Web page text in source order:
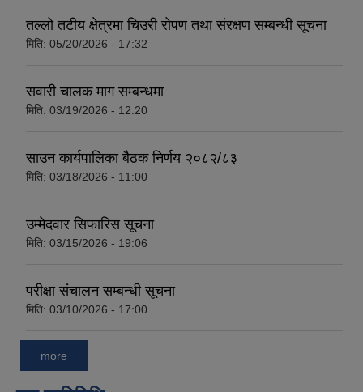
तल्लो तटीय क्षेत्रमा चिउरी रोपण तथा संरक्षण सम्बन्धी सूचना
मिति: 05/20/2026 - 17:32
सवारी चालक माग सम्बन्धमा
मिति: 03/19/2026 - 12:20
साउन कार्यपालिका बैठक निर्णय २०८२/८३
मिति: 03/18/2026 - 11:00
उम्मेदवार सिफारिस सूचना
मिति: 03/15/2026 - 19:06
परीक्षा संचालन सम्बन्धी सूचना
मिति: 03/10/2026 - 17:00
more